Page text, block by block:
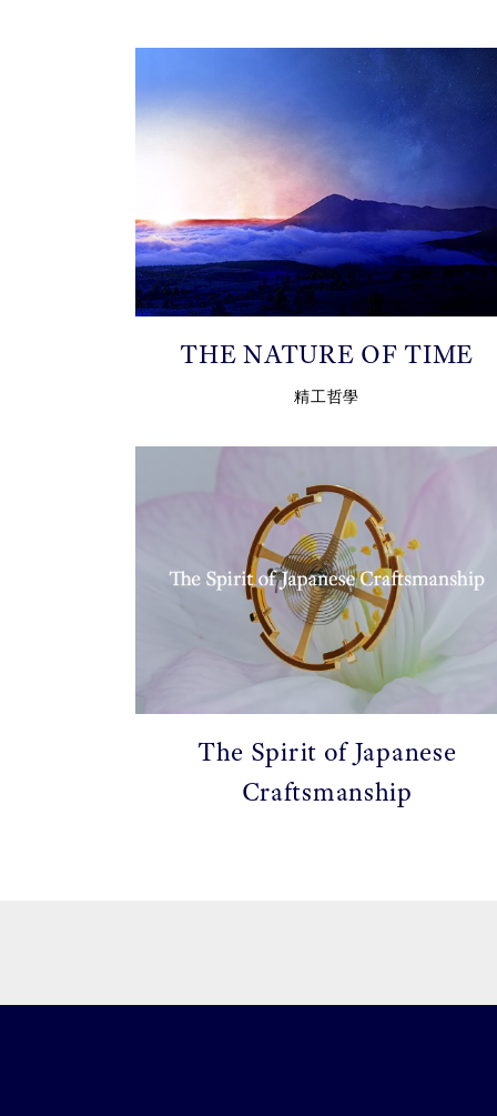
THE NATURE OF TIME
精工哲學
The Spirit of Japanese
Craftsmanship